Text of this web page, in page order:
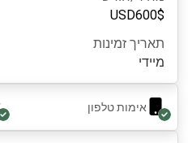
$
600
USD
תאריך זמינות
מיידי
אימות טלפון